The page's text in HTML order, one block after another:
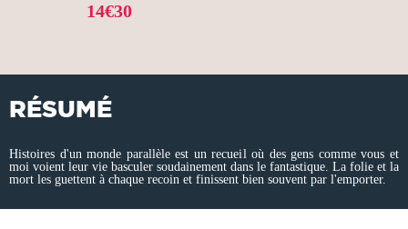
14€30
RÉSUMÉ
Histoires d'un monde parallèle est un recueil où des gens comme vous et
moi voient leur vie basculer soudainement dans le fantastique. La folie et la
mort les guettent à chaque recoin et finissent bien souvent par l'emporter.